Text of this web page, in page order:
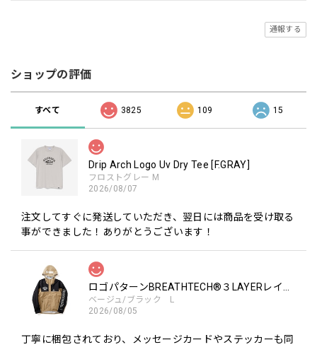
通報する
ショップの評価
すべて 3825 109 15
Drip Arch Logo Uv Dry Tee [F.GRAY]
フロストグレー M
2026/08/07
注文してすぐに発送していただき、翌日には商品を受け取る
事ができました！ありがとうございます！
ベージュ/ブラック L
2026/08/05
丁寧に梱包されており、メッセージカードやステッカーも同